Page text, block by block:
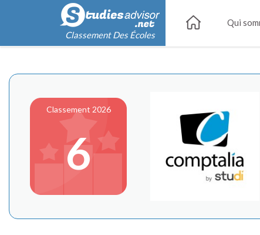
Classement Des Écoles
Qui
Classement 2026
6